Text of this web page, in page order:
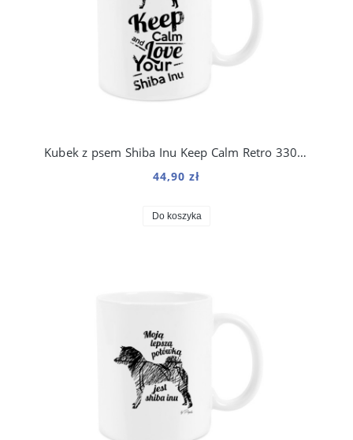
Kubek z psem Shiba Inu Keep Calm Retro 330 ml
44,90 zł
Do koszyka